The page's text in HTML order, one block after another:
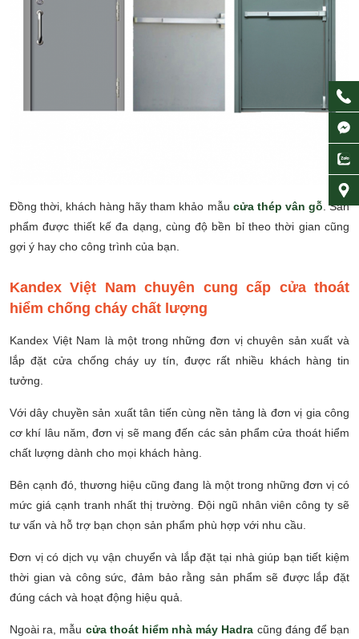
Đồng thời, khách hàng hãy tham khảo mẫu cửa thép vân gỗ . Sản
phẩm được thiết kế đa dạng, cùng độ bền bỉ theo thời gian cũng
gợi ý hay cho công trình của bạn.
Kandex Việt Nam chuyên cung cấp cửa thoát
hiểm chống cháy chất lượng
Kandex Việt Nam là một trong những đơn vị chuyên sản xuất và
lắp đặt cửa chống cháy uy tín, được rất nhiều khách hàng tin
tưởng.
Với dây chuyền sản xuất tân tiến cùng nền tảng là đơn vị gia công
cơ khí lâu năm, đơn vị sẽ mang đến các sản phẩm cửa thoát hiểm
chất lượng dành cho mọi khách hàng.
Bên cạnh đó, thương hiệu cũng đang là một trong những đơn vị có
mức giá cạnh tranh nhất thị trường. Đội ngũ nhân viên công ty sẽ
tư vấn và hỗ trợ bạn chọn sản phẩm phù hợp với nhu cầu
Đơn vị có dịch vụ vận chuyển và lắp đặt tại nhà giúp bạn tiết kiệm
thời gian và công sức, đảm bảo rằng sản phẩm sẽ được lắp đặt
đúng cách và hoạt động hiệu quả.
Ngoài ra, mẫu cửa thoát hiểm nhà máy Hadra cũng đáng để bạn